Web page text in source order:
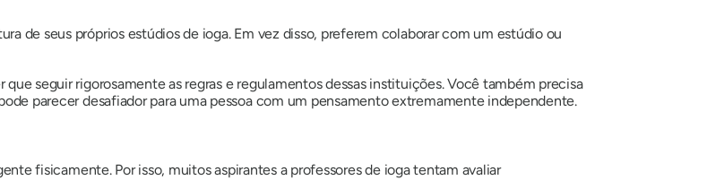
de seus próprios estúdios de ioga. Em vez disso, preferem colaborar com um estúdio ou
seguir rigorosamente as regras e regulamentos dessas instituições. Você também precisa
parecer desafiador para uma pessoa com um pensamento extremamente independente.
fisicamente. Por isso, muitos aspirantes a professores de ioga tentam avaliar